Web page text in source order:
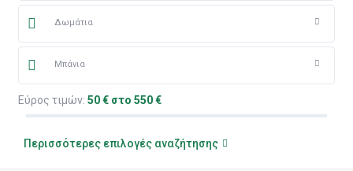
Δωμάτια
Μπάνια
Εύρος τιμών: 50 € στο 550 €
Περισσότερες επιλογές αναζήτησης